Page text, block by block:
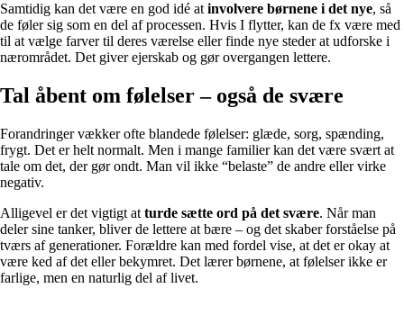
Samtidig kan det være en god idé atinvolvere børnene i det nye, så
de føler sig som en del af processen. Hvis I flytter, kan de fx være med
til at vælge farver til deres værelse eller finde nye steder at udforske i
nærområdet. Det giver ejerskab og gør overgangen lettere.
Tal åbent om følelser – også de svære
Forandringer vækker ofte blandede følelser: glæde, sorg, spænding,
frygt. Det er helt normalt. Men i mange familier kan det være svært at
tale om det, der gør ondt. Man vil ikke “belaste” de andre eller virke
negativ.
Alligevel er det vigtigt at turde sætte ord på det svære. Når man
deler sine tanker, bliver de lettere at bære – og det skaber forståelse på
tværs af generationer. Forældre kan med fordel vise, at det er okay at
være ked af det eller bekymret. Det lærer børnene, at følelser ikke er
farlige, men en naturlig del af livet.